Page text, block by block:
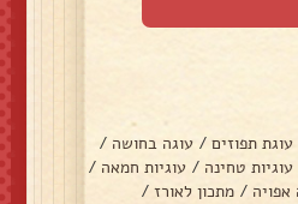
עוגת תפוזים / עוגה בחושה /
עוגיות טחינה / עוגיות חמאה /
אפויה / מתכון לאורז /